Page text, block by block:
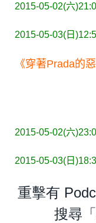
2015-05-02(六
2015-05-03(日
《穿著Prada的
2015-05-02(六
2015-05-03(日
重擊有
搜尋